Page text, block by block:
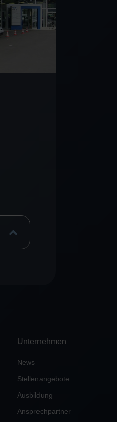
Unternehmen
News
Stellenangebote
Ausbildung
Ansprechpartner